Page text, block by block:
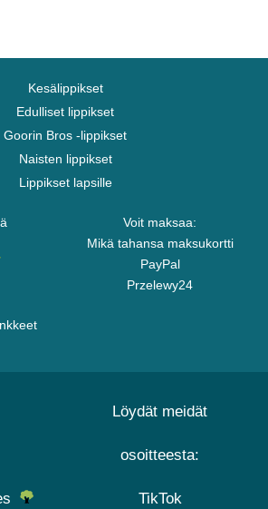
Kesälippikset
Edulliset lippikset
Goorin Bros -lippikset
Naisten lippikset
Lippikset lapsille
Voit maksaa:
Mikä tahansa maksukortti
PayPal
Przelewy24
Löydät meidät
osoitteesta:
TikTok